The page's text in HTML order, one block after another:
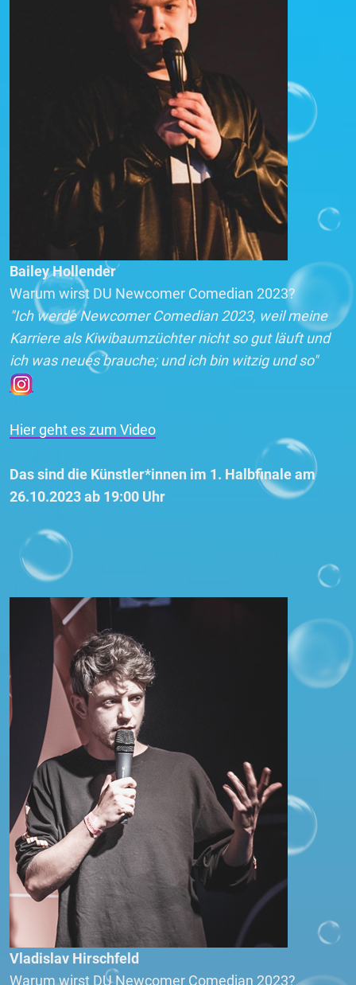
Bailey Hollender
Warum wirst DU Newcomer Comedian 2023?
"Ich werde Newcomer Comedian 2023, weil meine
Karriere als Kiwibaumzüchter nicht so gut läuft und
ich was neues brauche; und ich bin witzig und so"
Hier geht es zum Video
Das sind die Künstler*innen im 1. Halbfinale am
26.10.2023 ab 19:00 Uhr
Vladislav Hirschfeld
Warum wirst DU Newcomer Comedian 2023?